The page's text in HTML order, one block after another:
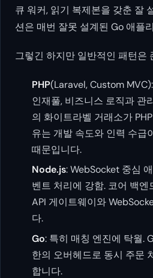
큐 워커, 읽기 복제본을 갖춘 잘
션은 매번 잘못 설계된 Go 애플
그렇긴 하지만 일반적인 패턴은
PHP(Laravel, Custom
인재풀, 비즈니스 로직과 관
의 화이트라벨 거래소가
유는 개발 속도와 인력 수급
때문입니다.
Node.js: WebSocket 중심
벤트 처리에 강함. 코어 백엔
API 게이트웨이와
다.
Go: 특히 매칭 엔진에 탁월.
한의 오버헤드로 동시 주문
합니다.